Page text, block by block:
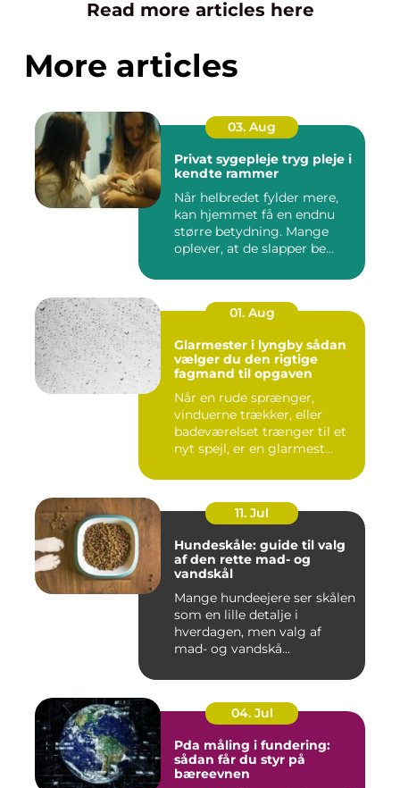
Read more articles here
More articles
03. Aug
Privat sygepleje tryg pleje i
kendte rammer
Når helbredet fylder mere,
kan hjemmet få en endnu
større betydning. Mange
oplever, at de slapper be...
01. Aug
Glarmester i lyngby sådan
vælger du den rigtige
fagmand til opgaven
Når en rude sprænger,
vinduerne trækker, eller
badeværelset trænger til et
nyt spejl, er en glarmest...
11. Jul
Hundeskåle: guide til valg
af den rette mad- og
vandskål
Mange hundeejere ser skålen
som en lille detalje i
hverdagen, men valg af
mad- og vandskå...
04. Jul
Pda måling i fundering:
sådan får du styr på
bæreevnen